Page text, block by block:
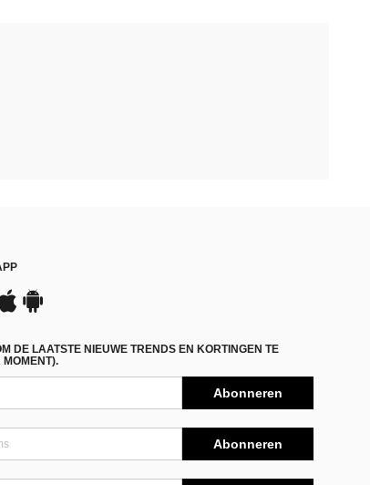
DE LAATSTE NIEUWE TRENDS EN KORTINGEN TE
Abonneren
Abonneren